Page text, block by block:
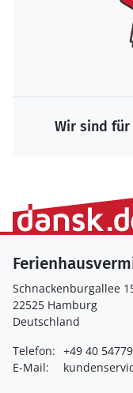
Wir sind für
Schnackenburgallee
22525 Hamburg
Deutschland
Telefon: +49 40
E-Mail: